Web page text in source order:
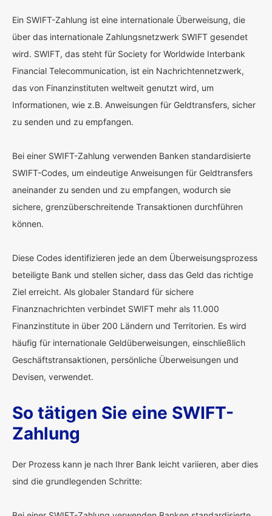
Ein SWIFT-Zahlung ist eine internationale Überweisung, die
über das internationale Zahlungsnetzwerk SWIFT gesendet
wird. SWIFT, das steht für Society for Worldwide Interbank
Financial Telecommunication, ist ein Nachrichtennetzwerk,
das von Finanzinstituten weltweit genutzt wird, um
Informationen, wie z.B. Anweisungen für Geldtransfers, sicher
zu senden und zu empfangen.
Bei einer SWIFT-Zahlung verwenden Banken standardisierte
SWIFT-Codes, um eindeutige Anweisungen für Geldtransfers
aneinander zu senden und zu empfangen, wodurch sie
sichere, grenzüberschreitende Transaktionen durchführen
können.
Diese Codes identifizieren jede an dem Überweisungsprozess
beteiligte Bank und stellen sicher, dass das Geld das richtige
Ziel erreicht. Als globaler Standard für sichere
Finanznachrichten verbindet SWIFT mehr als 11.000
Finanzinstitute in über 200 Ländern und Territorien. Es wird
häufig für internationale Geldüberweisungen, einschließlich
Geschäftstransaktionen, persönliche Überweisungen und
Devisen, verwendet.
So tätigen Sie eine SWIFT-
Zahlung
Der Prozess kann je nach Ihrer Bank leicht variieren, aber dies
sind die grundlegenden Schritte: